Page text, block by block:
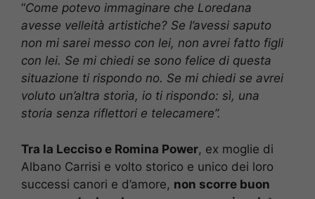
“Come potevo immaginare che Loredana
avesse velleità artistiche? Se l’avessi saputo
non mi sarei messo con lei, non avrei fatto figli
con lei. Se mi chiedi se sono felice di questa
situazione ti rispondo no. Se mi chiedi se avrei
voluto un’altra storia, io ti rispondo: sì, una
storia senza riflettori e telecamere”.
Tra la Lecciso e Romina Power, ex moglie di
Albano Carrisi e volto storico e unico dei loro
successi canori e d’amore, non scorre buon